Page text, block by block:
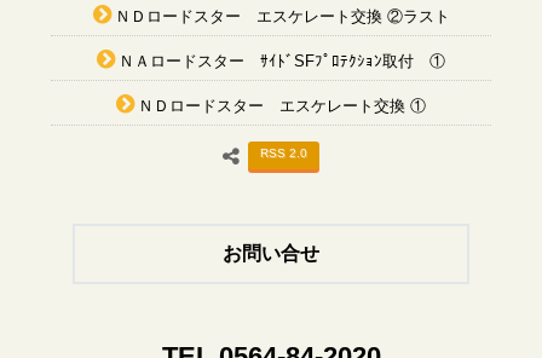
ＮＤロードスター エスケレート交換 ②ラスト
ＮＡロードスター ｻｲﾄﾞSFﾌﾟﾛﾃｸｼｮﾝ取付 ①
ＮＤロードスター エスケレート交換 ①
RSS 2.0
お問い合せ